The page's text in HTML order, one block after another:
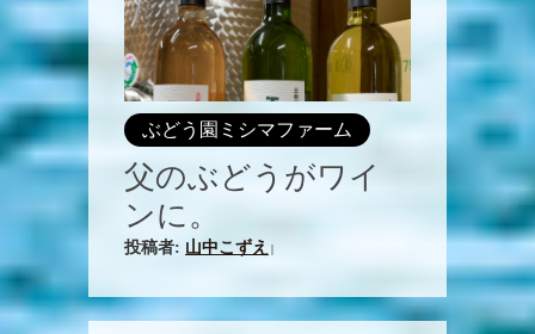
ぶどう園ミシマファーム
父のぶどうがワイ
ンに。
投稿者: 山中こずえ